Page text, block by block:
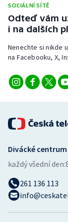
Triatlon
Veslování
Volejbal
SOCIÁLNÍ SÍTĚ
Odteď vám
i na dalších
Nenechte si nikde
na Facebooku, X,
Divácké centrum
každý všední den:
261 136 113